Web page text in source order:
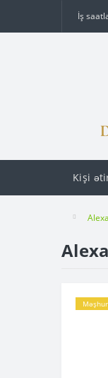
İş
Kişi
Məşhur